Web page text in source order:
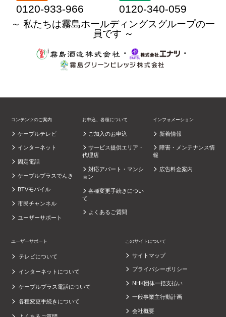
0120-933-966 0120-340-059
～ 私たちは霧島ホールディングスグループの一
員です ～
・
・
コンテンツのご案内
ケーブルテレビ
インターネット
固定電話
ケーブルプラスでんき
BTVモバイル
市民チャンネル
ユーザーサポート
お申込、各種について
ご加入のお申込
サービス提供エリア・
代理店
対応アパート・マンシ
ョン
各種変更手続きについ
て
よくあるご質問
インフォメーション
新着情報
障害・メンテナンス情
報
広告料金案内
ユーザーサポート
テレビについて
インターネットについて
ケーブルプラス電話について
各種変更手続きについて
このサイトについて
サイトマップ
プライバシーポリシー
NHK団体一括支払い
一般事業主行動計画
会社概要